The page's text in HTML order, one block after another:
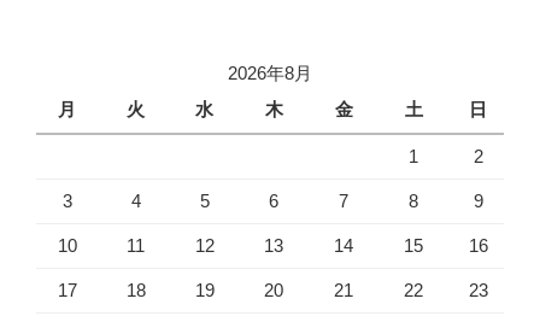
2026年8月
月
火 水 木 金 土 日
1 2
3 4 5 6 7 8 9
10 11 12 13 14 15 16
17 18 19 20 21 22 23